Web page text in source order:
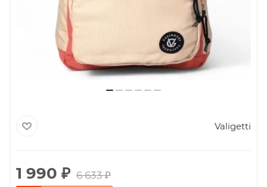
Valigetti
1 990 ₽ 6 633₽